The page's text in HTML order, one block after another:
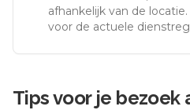
afhankelijk van de
voor de actuele
Tips voor je bezoek